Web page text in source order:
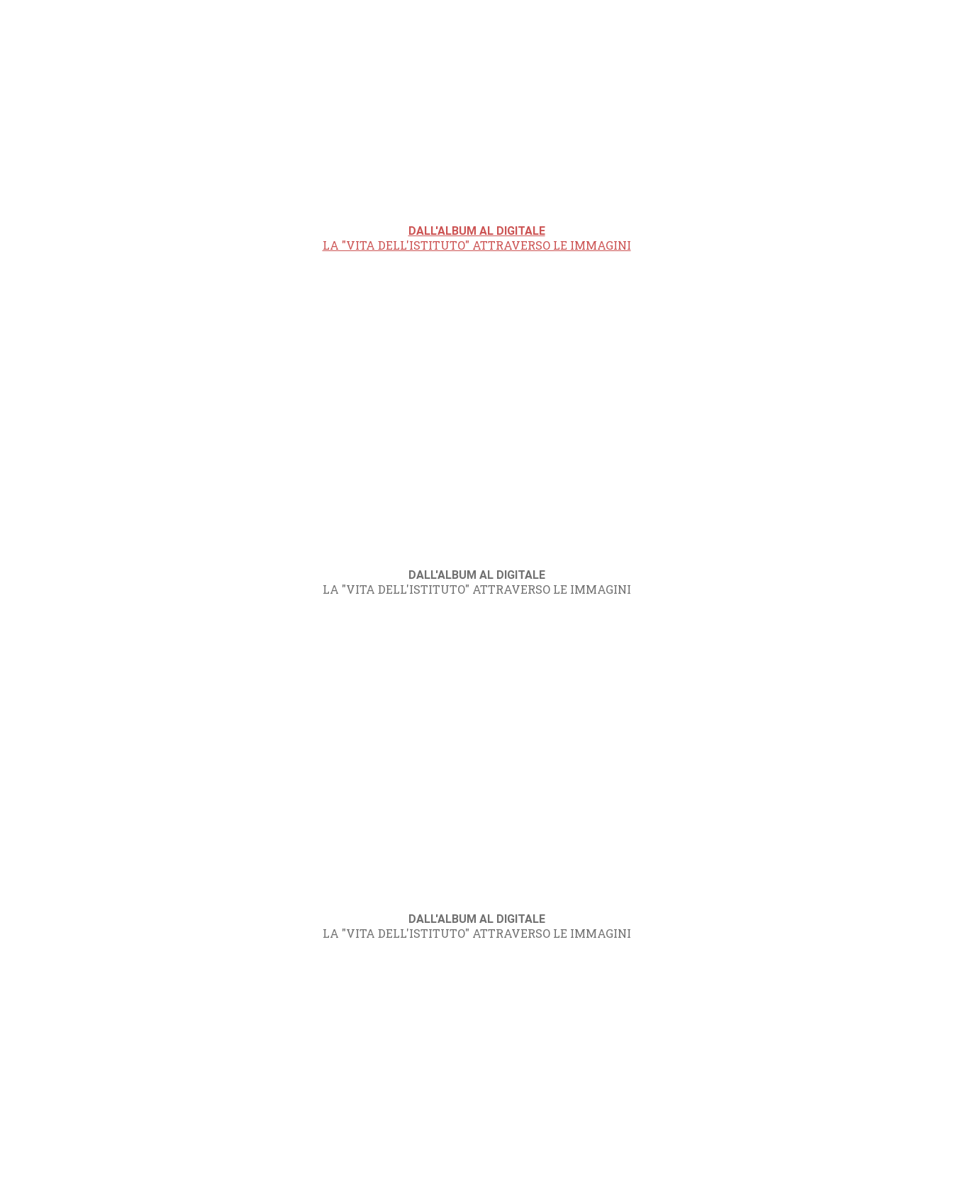
DALL'ALBUM AL DIGITALE
LA "VITA DELL'ISTITUTO" ATTRAVERSO LE IMMAGINI
DALL'ALBUM AL DIGITALE
LA "VITA DELL'ISTITUTO" ATTRAVERSO LE IMMAGINI
DALL'ALBUM AL DIGITALE
LA "VITA DELL'ISTITUTO" ATTRAVERSO LE IMMAGINI